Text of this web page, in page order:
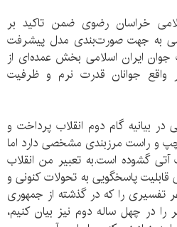
خراسان رضوی ضمن تاکید بر
به جهت صورت‌بندی مدل پیشرفت
جوان ایران اسلامی بخش عمده‌ای از
واقع جوانان قدرت نرم و ظرفیت
بیانیه گام دوم انقلاب پرداخت و
و راست مرزبندی مشخصی دارد اما
گشوده است.به تعبیر من انقلاب
پاسخگویی به تحولات کنونی و
تفسیری را که در گذشته از جمهوری
را در چهل ساله دوم نیز بیان کنیم،